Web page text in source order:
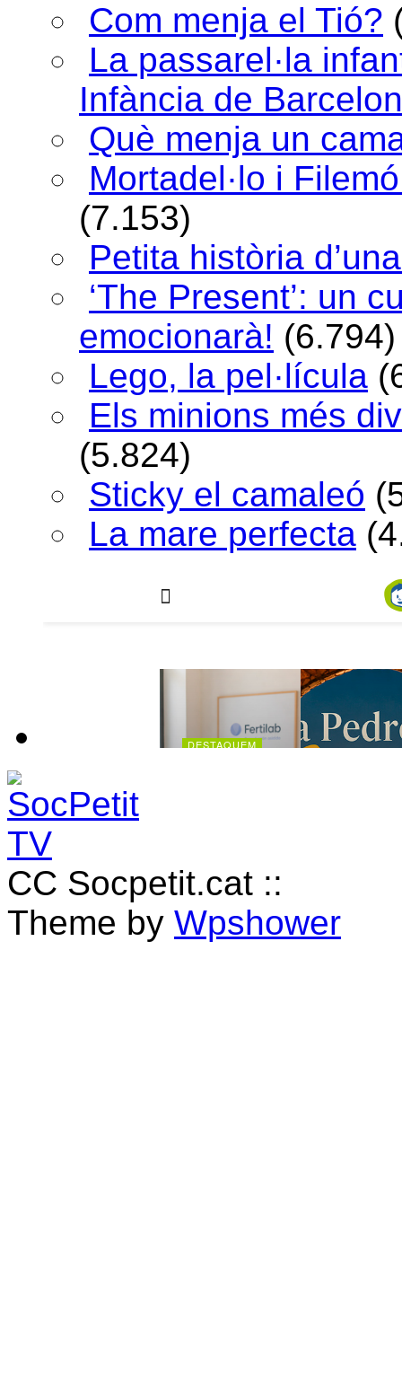
Com menja el Tió?
La passarel·la
Infància de
Què menja un
Mortadel·lo i
(7.153)
Petita història
‘The Present’: un
emocionarà! (6.794)
Lego, la pel·lícula
Els minions més
(5.824)
Sticky el camaleó
La mare perfecta
CC Socpetit.cat ::
Theme by Wpshower